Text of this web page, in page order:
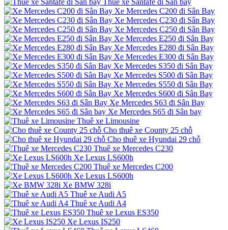
Thuê xe Santafe đi Sân bay
Xe Mercedes C200 đi Sân Bay
Xe Mercedes C230 đi Sân Bay
Xe Mercedes C250 đi Sân Bay
Xe Mercedes E250 đi Sân Bay
Xe Mercedes E280 đi Sân Bay
Xe Mercedes E300 đi Sân Bay
Xe Mercedes S350 đi Sân Bay
Xe Mercedes S500 đi Sân Bay
Xe Mercedes S550 đi Sân Bay
Xe Mercedes S600 đi Sân Bay
Xe Mercedes S63 đi Sân Bay
Xe Mercedes S65 đi Sân bay
Thuê xe Limousine
Cho thuê xe County 25 chỗ
Cho thuê xe Hyundai 29 chỗ
Thuê xe Mercedes C230
Xe Lexus LS600h
Thuê xe Mercedes C200
Xe Lexus LS600h
Xe BMW 328i
Thuê xe Audi A5
Thuê xe Audi A4
Thuê xe Lexus ES350
Xe Lexus IS250